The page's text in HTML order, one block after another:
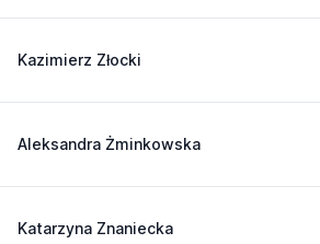
Kazimierz Złocki
Aleksandra Żminkowska
Katarzyna Znaniecka